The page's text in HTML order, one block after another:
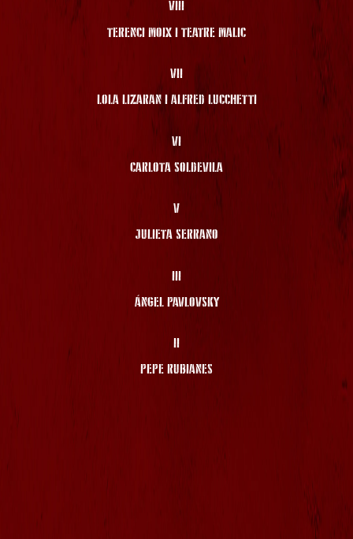
VIII
TERENCI MOIX I TEATRE MALIC
VII
LOLA LIZARAN I ALFRED LUCCHETTI
VI
CARLOTA SOLDEVILA
V
JULIETA SERRANO
III
ÁNGEL PAVLOVSKY
II
PEPE RUBIANES